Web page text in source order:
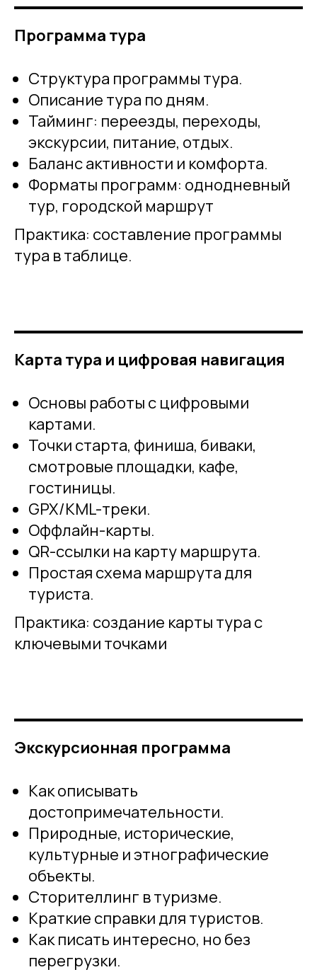
Программа тура
Структура программы тура.
Описание тура по дням.
Тайминг: переезды, переходы,
экскурсии, питание, отдых.
Баланс активности и комфорта.
Форматы программ: однодневный
тур, городской маршрут
Практика: составление программы
тура в таблице.
Карта тура и цифровая навигация
Основы работы с цифровыми
картами.
Точки старта, финиша, биваки,
смотровые площадки, кафе,
гостиницы.
GPX/KML-треки.
Оффлайн-карты.
QR-ссылки на карту маршрута.
Простая схема маршрута для
туриста.
Практика: создание карты тура с
ключевыми точками
Экскурсионная программа
Как описывать
достопримечательности.
Природные, исторические,
культурные и этнографические
объекты.
Сторителлинг в туризме.
Краткие справки для туристов.
Как писать интересно, но без
перегрузки.